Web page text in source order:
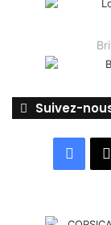
Suivez-
X